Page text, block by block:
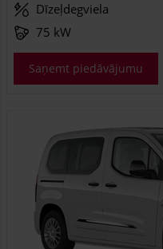
Dīzeļdegviela
75 kW
Saņemt piedāvājumu